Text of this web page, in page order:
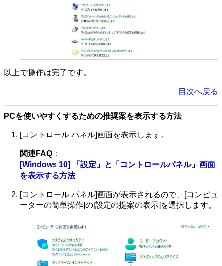
以上で操作は完了です。
目次へ戻る
PCを使いやすくするための推奨案を表示する方法
[コントロール パネル]画面を表示します。
関連FAQ：
[Windows 10] 「設定」と「コントロールパネル」画面
を表示する方法
[コントロール パネル]画面が表示されるので、[コンピュ
ーターの簡単操作]の[設定の提案の表示]を選択します。